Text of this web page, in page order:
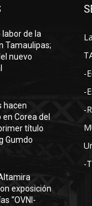
labor de la
Tamaulipas;
nuevo
hacen
Corea del
título
Gumdo
exposición
“OVNI-
-
-
-
-